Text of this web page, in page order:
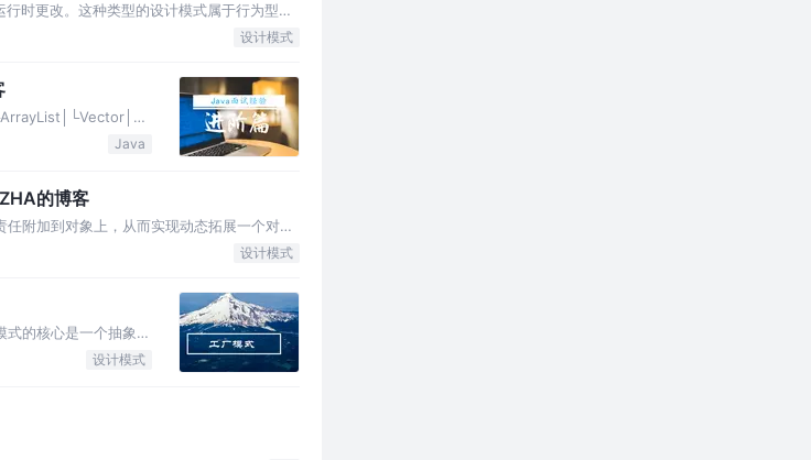
时更改。这种类型的设计模式属于行为型模
对象改变而改变的 context 对象。策略对象
设计模式
Java
的博客
附加到对象上，从而实现动态拓展一个对象
设计模式
的核心是一个抽象工
结构更好扩展，权力
设计模式